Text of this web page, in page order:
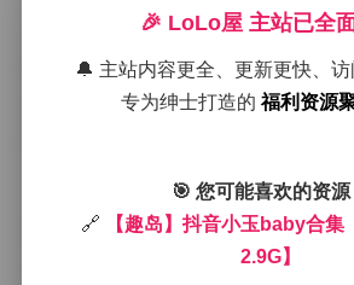
一层淡金色。她走进来的时候，身上
鞋，整体看起来清爽又带点俏皮。我
度，让主光从左侧45度打过去，这样
到柔和的阴影，同时背后的海风把她
拍摄过程中，我不断让她换姿势，有
望向远方，有时让她坐在沙滩上低头
每一次快门落下，我都能感受到她眼
🎉 LoLo屋 主站已全
🔔 主站内容更全、更新更快、访
专为绅士打造的福利资源
🎯 您可能喜欢的资源
🔗
【趣岛】抖音小玉baby合集
2.9G】